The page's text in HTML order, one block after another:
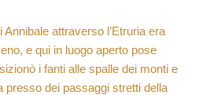
attraverso l’Etruria era
e qui in luogo aperto pose
i fanti alle spalle dei monti e
presso dei passaggi stretti della